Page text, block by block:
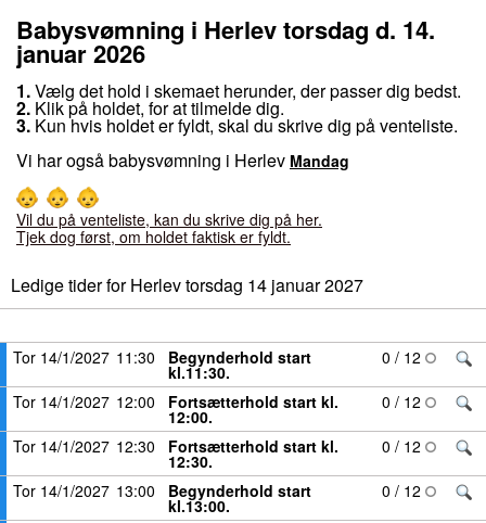
Babysvømning i Herlev torsdag d. 14.
januar 2026
1.Vælg det hold i skemaet herunder, der passer dig bedst.
2. Klik på holdet, for at tilmelde dig.
3. Kun hvis holdet er fyldt, skal du skrive dig på venteliste.
Vi har også babysvømning i Herlev Mandag
Vil du på venteliste, kan du skrive dig på her.
Tjek dog først, om holdet faktisk er fyldt.
Ledige tider for Herlev torsdag 14 januar 2027
Tor 14/1/2027 11:30 Begynderhold start
kl.11:30.
0 / 12
Tor 14/1/2027 12:00 Fortsætterhold start kl.
12:00.
0 / 12
Tor 14/1/2027 12:30 Fortsætterhold start kl.
12:30.
0 / 12
Tor 14/1/2027 13:00 Begynderhold start
kl.13:00.
0 / 12